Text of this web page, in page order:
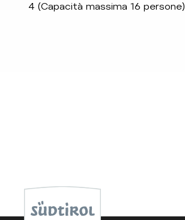
4 (Capacità massima 16 persone)